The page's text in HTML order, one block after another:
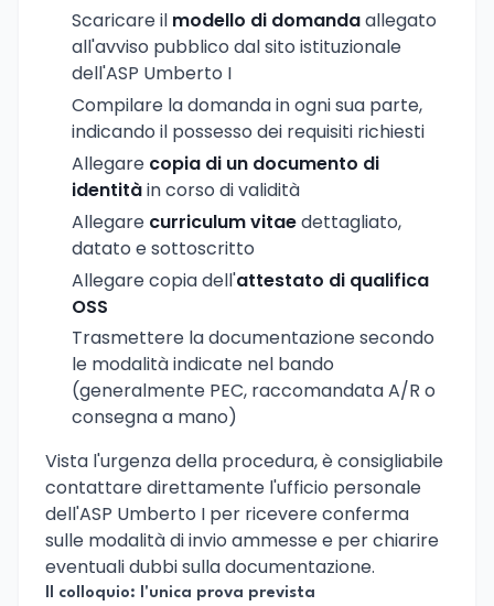
Scaricare il modello di domandaallegato
all'avviso pubblico dal sito istituzionale
dell'ASP Umberto I
Compilare la domanda in ogni sua parte,
indicando il possesso dei requisiti richiesti
Allegare copia di un documento di
identitàin corso di validità
Allegare curriculum vitaedettagliato,
datato e sottoscritto
Allegare copia dell'attestato di qualifica
OSS
Trasmettere la documentazione secondo
le modalità indicate nel bando
(generalmente PEC, raccomandata A/R o
consegna a mano)
Vista l'urgenza della procedura, è consigliabile
contattare direttamente l'ufficio personale
dell'ASP Umberto I per ricevere conferma
sulle modalità di invio ammesse e per chiarire
eventuali dubbi sulla documentazione.
Il colloquio: l'unica prova prevista